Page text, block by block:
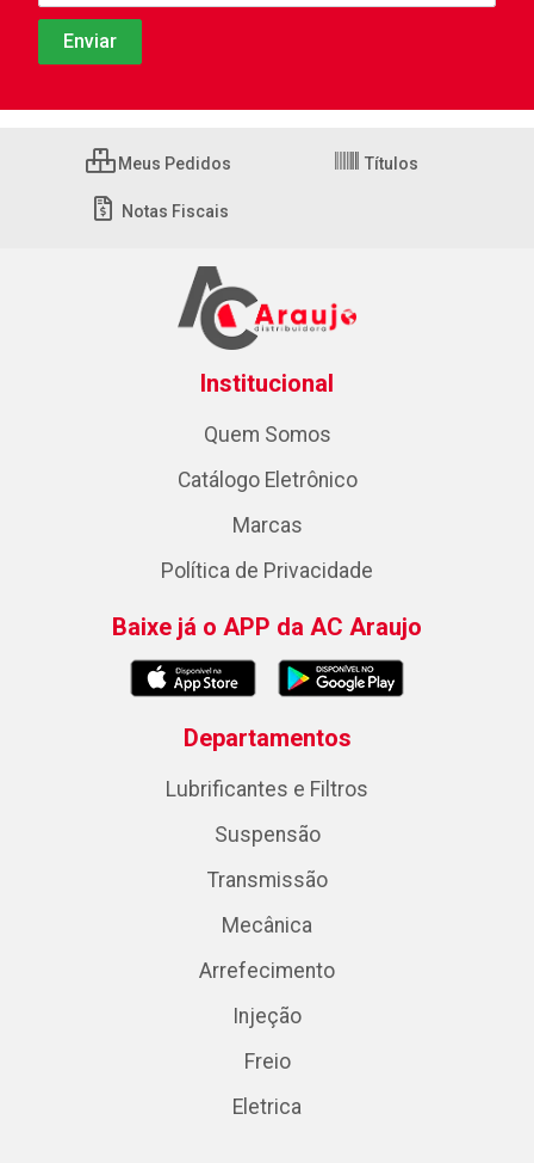
Meus Pedidos Títulos
Notas Fiscais
Institucional
Quem Somos
Catálogo Eletrônico
Marcas
Política de Privacidade
Baixe já o APP da AC Araujo
Departamentos
Lubrificantes e Filtros
Suspensão
Transmissão
Mecânica
Arrefecimento
Injeção
Freio
Eletrica